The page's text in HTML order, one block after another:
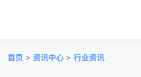
首页 > 资讯中心 > 行业资讯